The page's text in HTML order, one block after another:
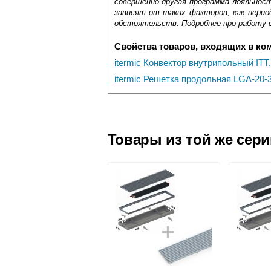
зависят от таких факторов, как
обстоятельств. Подробнее про
Свойства товаров, входящих в
itermic Конвектор внутрипольный
itermic Решетка продольная LGA-20-
Доставка сантехники по Москве и
Подъем на этаж.
услуга платная
возможность
Возможные способы оплаты:
Банковской картой при
Интернет-деньгами (Yandex-
Безналичный расчёт (возможно и
Товары из той же